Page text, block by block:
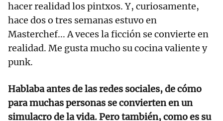
hacer realidad los pintxos. Y, curiosamente,
hace dos o tres semanas estuvo en
Masterchef... A veces la ficción se convierte en
realidad. Me gusta mucho su cocina valiente y
punk.
Hablaba antes de las redes sociales, de cómo
para muchas personas se convierten en un
simulacro de la vida. Pero también, como es su